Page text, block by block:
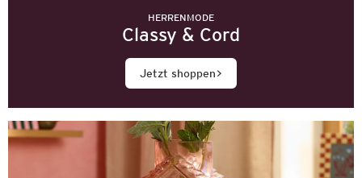
HERRENMODE
Classy & Cord
Jetzt shoppen